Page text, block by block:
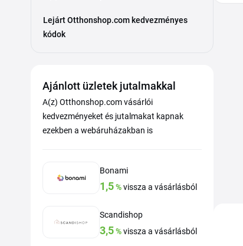
Lejárt Otthonshop.com kedvezményes
kódok
Ajánlott üzletek jutalmakkal
A(z) Otthonshop.com vásárlói
kedvezményeket és jutalmakat kapnak
ezekben a webáruházakban is
Bonami
1,5%vissza a vásárlásból
Scandishop
3,5%vissza a vásárlásból